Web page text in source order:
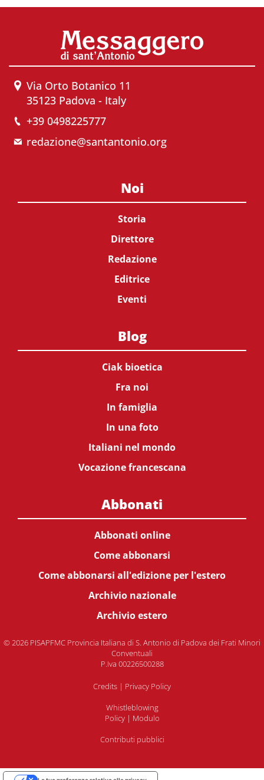
Via Orto Botanico 11
35123 Padova - Italy
+39 0498225777
redazione@santantonio.org
Noi
Storia
Direttore
Redazione
Editrice
Eventi
Blog
Ciak bioetica
Fra noi
In famiglia
In una foto
Italiani nel mondo
Vocazione francescana
Abbonati
Abbonati online
Come abbonarsi
Come abbonarsi all'edizione per l'estero
Archivio nazionale
Archivio estero
© 2026 PISAPFMC Provincia Italiana di S. Antonio di Padova dei Frati Minori
Conventuali
P.Iva 00226500288
Credits | Privacy Policy
Whistleblowing
Policy| Modulo
Contributi pubblici